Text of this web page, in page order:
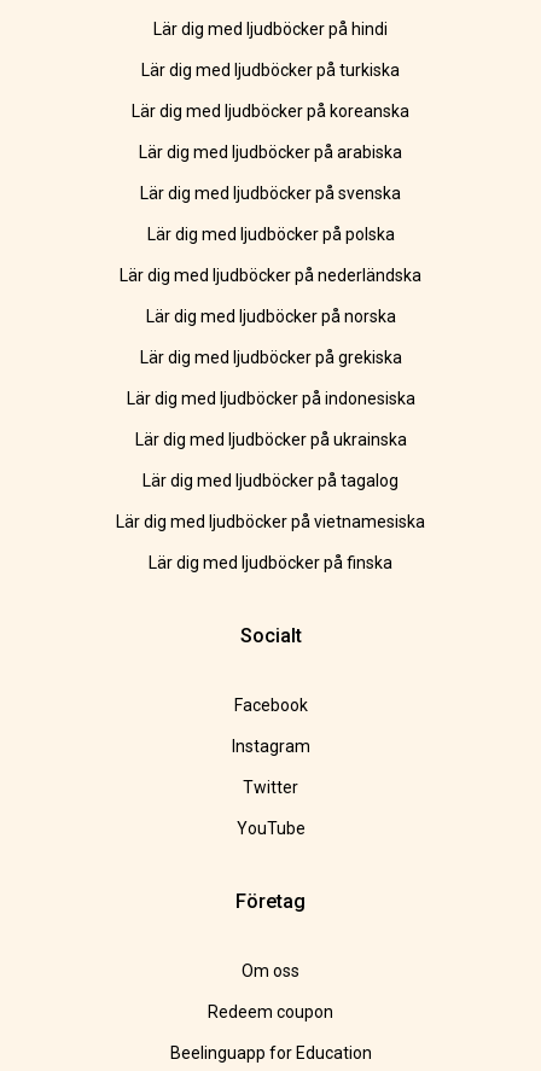
Lär dig med ljudböcker på hindi
Lär dig med ljudböcker på turkiska
Lär dig med ljudböcker på koreanska
Lär dig med ljudböcker på arabiska
Lär dig med ljudböcker på svenska
Lär dig med ljudböcker på polska
Lär dig med ljudböcker på nederländska
Lär dig med ljudböcker på norska
Lär dig med ljudböcker på grekiska
Lär dig med ljudböcker på indonesiska
Lär dig med ljudböcker på ukrainska
Lär dig med ljudböcker på tagalog
Lär dig med ljudböcker på vietnamesiska
Lär dig med ljudböcker på finska
Socialt
Facebook
Instagram
Twitter
YouTube
Företag
Om oss
Redeem coupon
Beelinguapp for Education